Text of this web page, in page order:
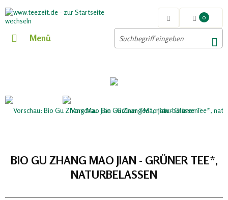
0
Menü
BIO GU ZHANG MAO JIAN - GRÜNER TEE*,
NATURBELASSEN